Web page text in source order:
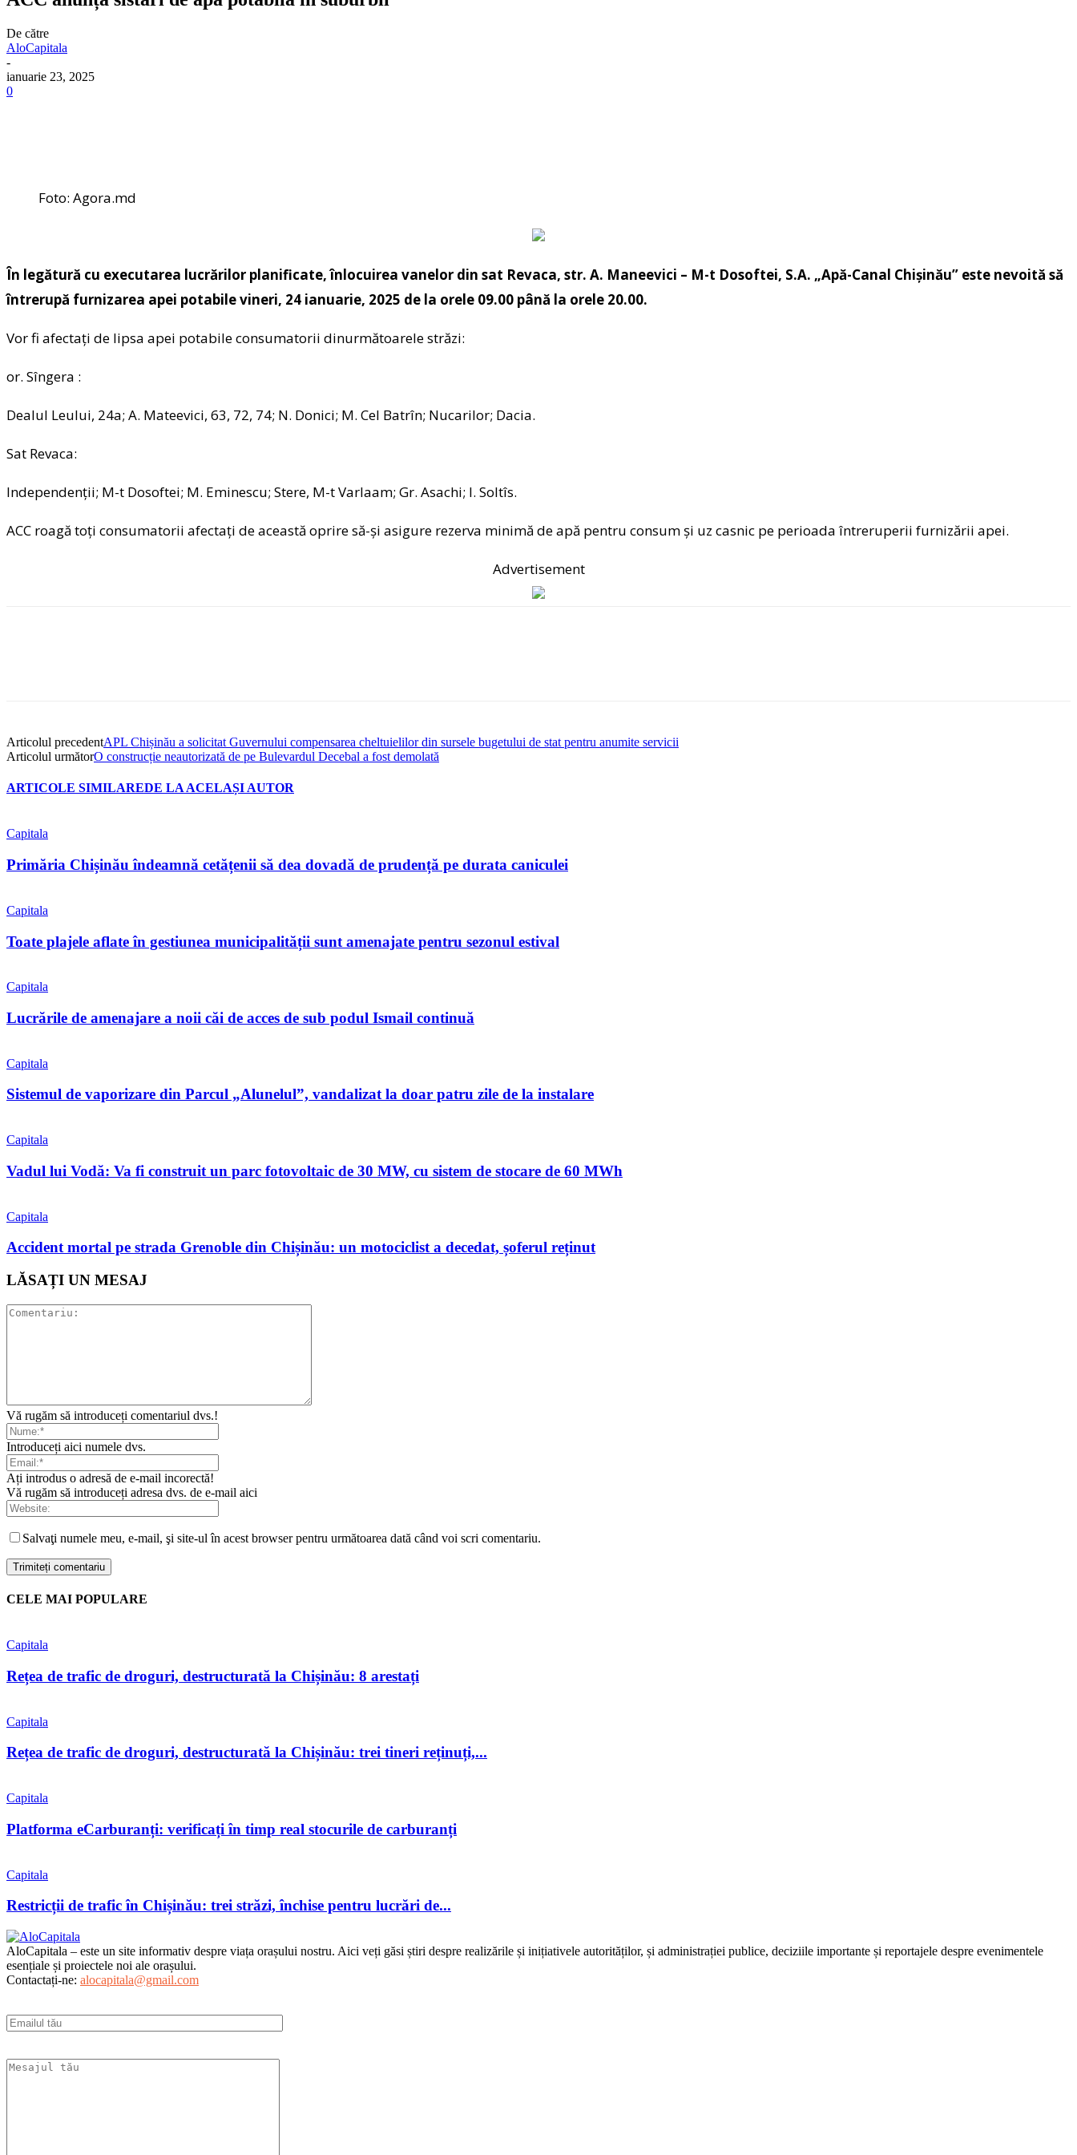
De către
AloCapitala
-
ianuarie 23, 2025
0
Foto: Agora.md
În legătură cu executarea lucrărilor planificate, înlocuirea vanelor din sat Revaca, str. A. Maneevici – M-t Dosoftei, S.A. „Apă-Canal Chişinău” este nevoită să
întrerupă furnizarea apei potabile vineri, 24 ianuarie, 2025 de la orele 09.00 până la orele 20.00.
Vor fi afectaţi de lipsa apei potabile consumatorii dinurmătoarele străzi:
or. Sîngera :
Dealul Leului, 24a; A. Mateevici, 63, 72, 74; N. Donici; M. Cel Batrîn; Nucarilor; Dacia.
Sat Revaca:
Independenţii; M-t Dosoftei; M. Eminescu; Stere, M-t Varlaam; Gr. Asachi; I. Soltîs.
ACC roagă toţi consumatorii afectaţi de această oprire să-şi asigure rezerva minimă de apă pentru consum şi uz casnic pe perioada întreruperii furnizării apei.
Advertisement
Articolul precedentAPL Chișinău a solicitat Guvernului compensarea cheltuielilor din sursele bugetului de stat pentru anumite servicii
Articolul următorO construcție neautorizată de pe Bulevardul Decebal a fost demolată
ARTICOLE SIMILAREDE LA ACELAȘI AUTOR
Capitala
Primăria Chișinău îndeamnă cetățenii să dea dovadă de prudență pe durata caniculei
Capitala
Toate plajele aflate în gestiunea municipalității sunt amenajate pentru sezonul estival
Capitala
Lucrările de amenajare a noii căi de acces de sub podul Ismail continuă
Capitala
Sistemul de vaporizare din Parcul „Alunelul”, vandalizat la doar patru zile de la instalare
Capitala
Vadul lui Vodă: Va fi construit un parc fotovoltaic de 30 MW, cu sistem de stocare de 60 MWh
Capitala
Accident mortal pe strada Grenoble din Chișinău: un motociclist a decedat, șoferul reținut
LĂSAȚI UN MESAJ
Vă rugăm să introduceți comentariul dvs.!
Introduceți aici numele dvs.
Ați introdus o adresă de e-mail incorectă!
Vă rugăm să introduceți adresa dvs. de e-mail aici
Salvaţi numele meu, e-mail, şi site-ul în acest browser pentru următoarea dată când voi scri comentariu.
CELE MAI POPULARE
Capitala
Rețea de trafic de droguri, destructurată la Chișinău: 8 arestați
Capitala
Rețea de trafic de droguri, destructurată la Chișinău: trei tineri reținuți,...
Capitala
Platforma eCarburanți: verificați în timp real stocurile de carburanți
Capitala
Restricții de trafic în Chișinău: trei străzi, închise pentru lucrări de...
AloCapitala – este un site informativ despre viața orașului nostru. Aici veți găsi știri despre realizările și inițiativele autorităților, și administrației publice, deciziile importante și reportajele despre evenimentele
esențiale și proiectele noi ale orașului.
Contactați-ne: alocapitala@gmail.com